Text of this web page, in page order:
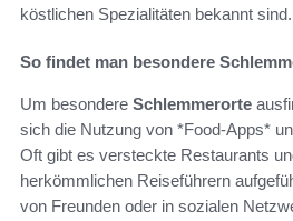
köstlichen Spezialitäten bekannt sind.
So findet man besondere
Um besondere Schlemmerorte
sich die Nutzung von *Food-Apps*
Oft gibt es versteckte Restaurants
herkömmlichen Reiseführern
von Freunden oder in sozialen